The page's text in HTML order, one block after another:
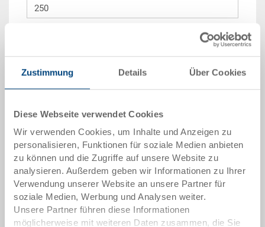
Zustimmung Details Über Cookies
Diese Webseite verwendet Cookies
Wir verwenden Cookies, um Inhalte und Anzeigen zu
personalisieren, Funktionen für soziale Medien anbieten
zu können und die Zugriffe auf unsere Website zu
analysieren. Außerdem geben wir Informationen zu Ihrer
Verwendung unserer Website an unsere Partner für
soziale Medien, Werbung und Analysen weiter.
Unsere Partner führen diese Informationen
möglicherweise mit weiteren Daten zusammen, die Sie
Mindestbestellmenge: 250 Stück
Mengenstaffel Preis
ab 250 Stück CHF 12.60
Mengenstaffeln entsprechen Verpackungseinheiten.
Artikeldaten
Bestellnummer
3-304Z-5.7000.0101